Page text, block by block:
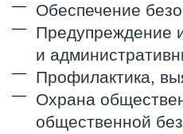
Обеспечение
Предупреждение
и
Профилактика,
Охрана
общественной